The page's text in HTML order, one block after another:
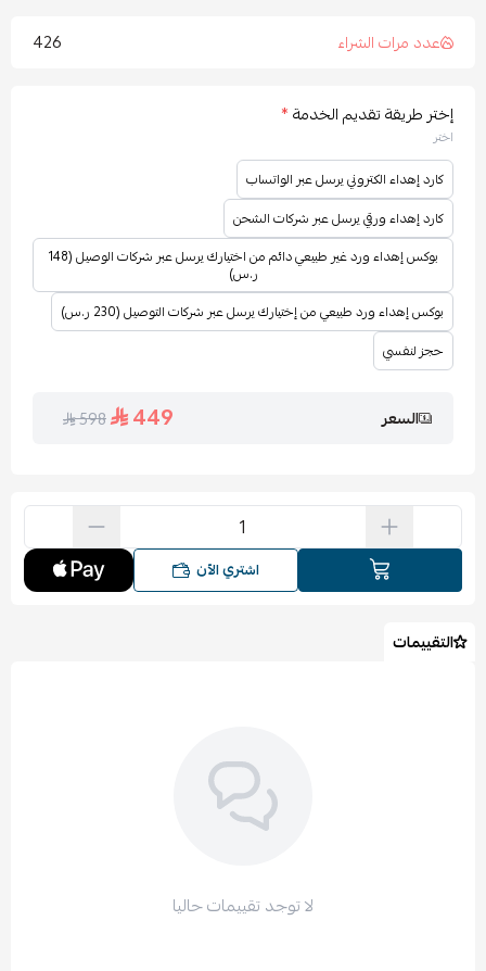
عدد مرات الشراء 426
إختر طريقة تقديم الخدمة*
اختر
كارد إهداء الكتروني يرسل عبر الواتساب
كارد إهداء ورقي يرسل عبر شركات الشحن
بوكس إهداء ورد غير طبيعي دائم من اختيارك يرسل عبر شركات الوصيل (148
ر.س)
بوكس إهداء ورد طبيعي من إختيارك يرسل عبر شركات التوصيل (230 ر.س)
حجز لنفسي
السعر 449
598
اشتري الآن
التقييمات
لا توجد تقييمات حاليا